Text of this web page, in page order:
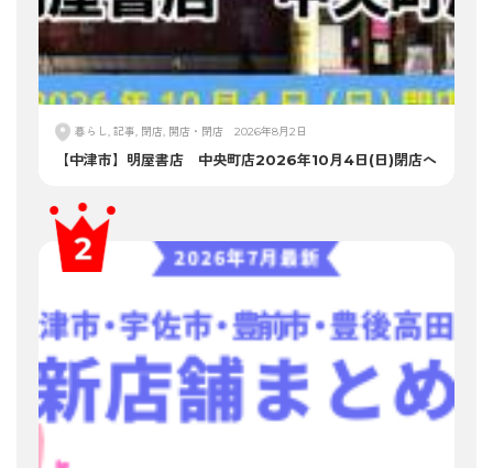
暮らし, 記事, 閉店, 開店・閉店 2026年8月2日
【中津市】明屋書店 中央町店2026年10月4日(日)閉店へ